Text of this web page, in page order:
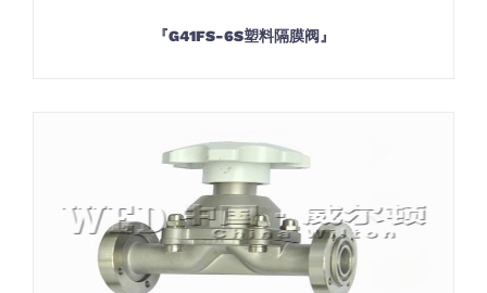
『G41FS-6S塑料隔膜阀』